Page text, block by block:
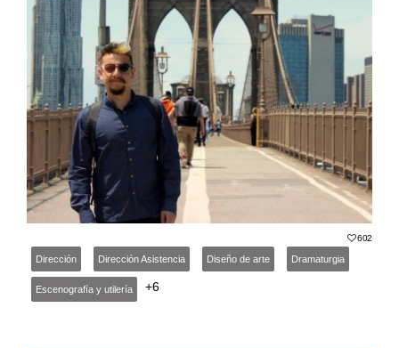
602
Dirección Dirección Asistencia Diseño de arte Dramaturgia
Escenografía y utilería +6